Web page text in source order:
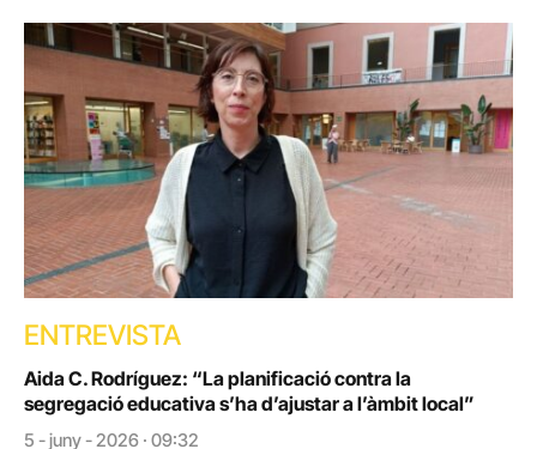
ENTREVISTA
Aida C. Rodríguez: “La planificació contra la
segregació educativa s’ha d’ajustar a l’àmbit local”
5 - juny - 2026 · 09:32